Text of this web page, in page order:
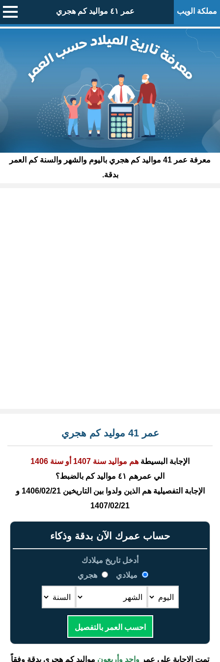
مملكة الويب عمر ٤١ مواليد كم هجري
معرفة عمر 41 مواليد كم هجري باليوم والشهر والسنة كم العمر
بدقة.
عمر 41 موليد كم هجري
الإجابة البسيطة هم مواليد سنة 1407 أو سنة 1406
الي عمرهم ٤١ مواليد كم بالضبط؟
الإجابة التفصيلية هم الذين ولدوا بين التاريخين 1406/02/21 و
1407/02/21
حساب عمرك الآن بدقة وذكاء
أدخل تاريخ ميلادك
ميلادي
هجري
احسب العمر بالتفصيل
تمت الإجابة على عمر واحد وأربعون مواليد كم هجري بدقة وفقاً